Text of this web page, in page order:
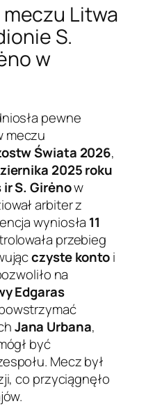
Litwa
S.
w
pewne
meczu
Świata 2026,
2025 roku
S. Girėnow
arbiter z
wyniosła 11
przebieg
czyste kontoi
na
Edgaras
Jana Urbana,
być
Mecz był
co przyciągnęło